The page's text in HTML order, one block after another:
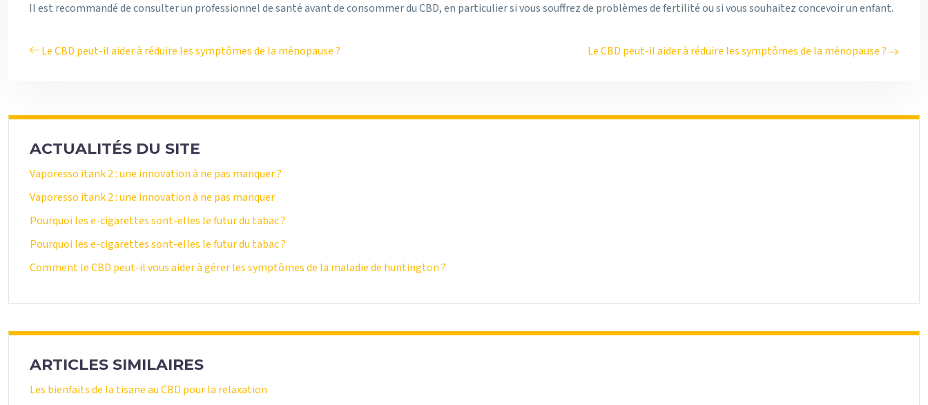
Il est recommandé de consulter un professionnel de santé avant de consommer du CBD, en particulier si vous souffrez de problèmes de fertilité ou si vous souhaitez concevoir un enfant.
Le CBD peut-il aider à réduire les symptômes de la ménopause ? Le CBD peut-il aider à réduire les symptômes de la ménopause ?
ACTUALITÉS DU SITE
Vaporesso itank 2 : une innovation à ne pas manquer ?
Vaporesso itank 2 : une innovation à ne pas manquer
Pourquoi les e-cigarettes sont-elles le futur du tabac ?
Pourquoi les e-cigarettes sont-elles le futur du tabac ?
Comment le CBD peut-il vous aider à gérer les symptômes de la maladie de huntington ?
ARTICLES SIMILAIRES
Les bienfaits de la tisane au CBD pour la relaxation